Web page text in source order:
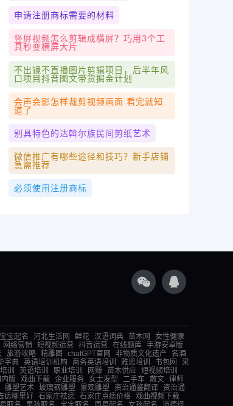
申请注册商标需要的材料
竖屏视频怎么剪辑成横屏？巧用3个工
具秒变横屏大片
不出镜不直播图片剪辑项目，后半年风
口项目抖音图文带货掘金计划
会声会影怎样裁剪视频画面 看完就知
道了
别具特色的达斡尔族民间剪纸艺术
微信推广有哪些途径和技巧？新手店铺
急需推荐
必须使用注册商标
宝宝起名 河北生活网 鲜花 汉语词典 苗木网
女性健康
网络营销 短视频运营 抖音运营 在线题库 手游安卓版
旅游攻略 精雕图 chatGPT官网 非物质文化遗产
名酒
字典 英语培训机构 商务英语培训 雅思培训 书包网
采
训 英语培训 职业培训 网赚 苗木供应 短视频培训
版 戏曲下载 企业服务 女士发型 二手车 散文 律师
雕塑艺术 玻璃钢雕塑 景观雕塑 资治通鉴翻译
资治通
痣哪里好 石家庄祛痣 石家庄点痣价格 戏曲视频下载